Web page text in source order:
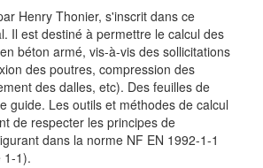
Henry Thonier, s'inscrit dans ce
Il est destiné à permettre le calcul des
béton armé, vis-à-vis des sollicitations
des poutres, compression des
des dalles, etc). Des feuilles de
guide. Les outils et méthodes de calcul
de respecter les principes de
dans la norme NF EN 1992-1-1
1-1).